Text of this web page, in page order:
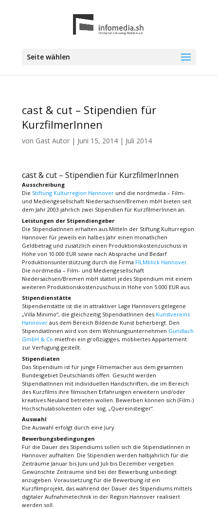
Seite wählen
cast & cut – Stipendien für
KurzfilmerInnen
von Gast Autor| Juni 15, 2014| Juli 2014
cast & cut – Stipendien für KurzfilmerInnen
Ausschreibung
Die Stiftung Kulturregion Hannoverund die nordmedia – Film-
und Mediengesellschaft Niedersachsen/Bremen mbH bieten seit
dem Jahr 2003 jährlich zwei Stipendien für KurzfilmerInnen an.
Leistungen der Stipendiengeber
Die StipendiatInnen erhalten aus Mitteln der Stiftung Kulturregion
Hannover für jeweils ein halbes Jahr einen monatlichen
Geldbetrag und zusätzlich einen Produktionskostenzuschuss in
Höhe von 10.000 EUR sowie nach Absprache und Bedarf
Produktionsunterstützung durch die Firma FILMblick Hannover.
Die nordmedia – Film- und Mediengesellschaft
Niedersachsen/Bremen mbH stattet jedes Stipendium mit einem
weiteren Produktionskostenzuschuss in Höhe von 5.000 EUR aus.
Stipendienstätte
Stipendienstätte ist die in attraktiver Lage Hannovers gelegene
„Villa Minimo“, die gleichzeitig StipendiatInnen des Kunstvereins
Hannoveraus dem Bereich Bildende Kunst beherbergt. Den
StipendiatInnen wird von dem Wohnungsunternehmen Gundlach
GmbH & Co mietfrei ein großzügiges, möbliertes Appartement
zur Verfügung gestellt.
Stipendiaten
Das Stipendium ist für junge Filmemacher aus dem gesamten
Bundesgebiet Deutschlands offen. Gesucht werden
StipendiatInnen mit individuellen Handschriften, die im Bereich
des Kurzfilms ihre filmischen Erfahrungen erweitern und/oder
kreatives Neuland betreten wollen. Bewerben können sich (Film-)
Hochschulabsolventen oder sog. „Quereinsteiger“.
Auswahl
Die Auswahl erfolgt durch eine Jury.
Bewerbungsbedingungen
Für die Dauer des Stipendiums sollen sich die StipendiatInnen in
Hannover aufhalten. Die Stipendien werden halbjährlich für die
Zeiträume Januar bis Juni und Juli bis Dezember vergeben.
Gewünschte Zeiträume sind bei der Bewerbung unbedingt
anzugeben. Voraussetzung für die Bewerbung ist ein
Kurzfilmprojekt, das während der Dauer des Stipendiums mittels
digitaler Aufnahmetechnik in der Region Hannover realisiert
werden soll.